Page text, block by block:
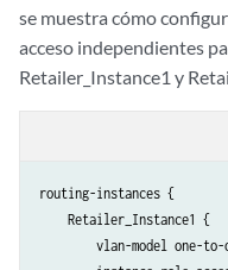
se muestra cómo
acceso independientes
Retailer_Instance1 y
routing-instances {
    Retailer_Instance1 {
vlan-model one-to-